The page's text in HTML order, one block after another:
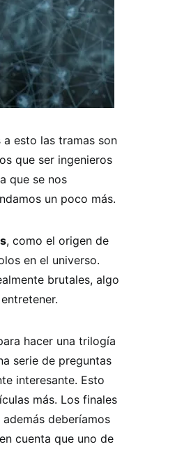
esto las tramas son
que ser ingenieros
que se nos
un poco más.
, como el origen de
en el universo.
brutales, algo
hacer una trilogía
serie de preguntas
interesante. Esto
más. Los finales
deberíamos
cuenta que uno de